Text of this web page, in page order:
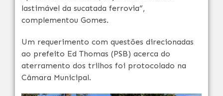
lastimável da sucatada ferrovia”,
complementou Gomes.
Um requerimento com questões direcionadas
ao prefeito Ed Thomas (PSB) acerca do
aterramento dos trilhos foi protocolado na
Câmara Municipal.